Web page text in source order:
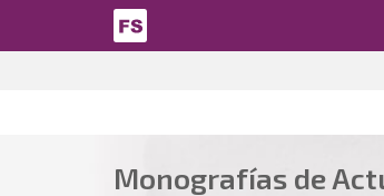
Pasar al contenido principal
Monografías de